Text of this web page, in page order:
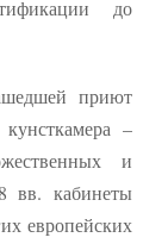
до
приют
–
и
вв. кабинеты
европейских